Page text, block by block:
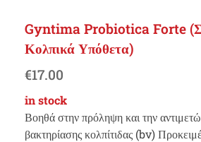
Gyntima Probiotica Forte
Κολπικά Υπόθετα)
€17.00
in stock
Βοηθά στην πρόληψη και την
βακτηρίασης κολπίτιδας (bv)